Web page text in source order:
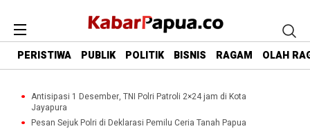
PERISTIWA PUBLIK POLITIK BISNIS RAGAM OLAH
Antisipasi 1 Desember, TNI Polri Patroli 2×24 jam di Kota
Jayapura
Pesan Sejuk Polri di Deklarasi Pemilu Ceria Tanah Papua